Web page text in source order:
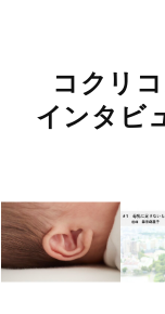
コクリ
インタビ